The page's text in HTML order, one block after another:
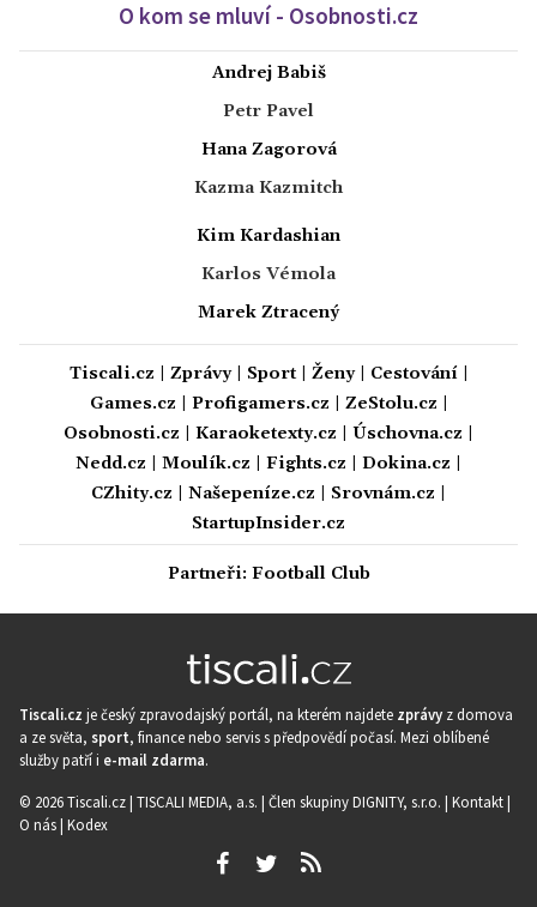
O kom se mluví - Osobnosti.cz
Andrej Babiš
Petr Pavel
Hana Zagorová
Kazma Kazmitch
Kim Kardashian
Karlos Vémola
Marek Ztracený
Tiscali.cz Zprávy| Sport| Ženy| Cestování|
Games.cz
Profigamers.cz ZeStolu.cz
Osobnosti.cz
Karaoketexty.cz Úschovna.cz
Nedd.cz
Moulík.cz Fights.cz Dokina.cz
CZhity.cz
Našepeníze.cz Srovnám.cz
StartupInsider.cz
Partneři: Football Club
Tiscali.cz je český zpravodajský portál, na kterém najdete zprávy z domova
a ze světa, sport, finance nebo servis s předpovědí počasí. Mezi oblíbené
služby patří i e-mail zdarma.
© 2026 Tiscali.cz | TISCALI MEDIA, a.s. | Člen skupiny DIGNITY, s.r.o. | Kontakt|
O nás| Kodex